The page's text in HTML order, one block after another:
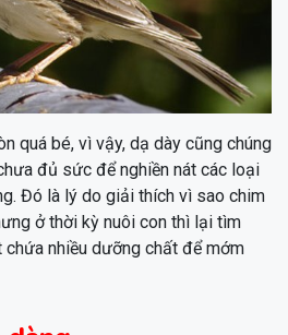
quá bé, vì vậy, dạ dày cũng chúng
đủ sức để nghiền nát các loại
Đó là lý do giải thích vì sao chim
ở thời kỳ nuôi con thì lại tìm
nhiều dưỡng chất để mớm